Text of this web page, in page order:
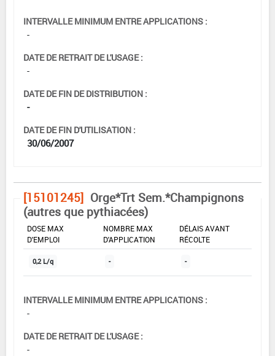
INTERVALLE MINIMUM ENTRE APPLICATIONS :
-
DATE DE RETRAIT DE L'USAGE :
-
DATE DE FIN DE DISTRIBUTION :
-
DATE DE FIN D'UTILISATION :
30/06/2007
[15101245] Orge*Trt Sem.*Champignons
(autres que pythiacées)
DOSE MAX
D'EMPLOI
NOMBRE MAX
D'APPLICATION
DÉLAIS AVANT
RÉCOLTE
0,2 L/q - -
INTERVALLE MINIMUM ENTRE APPLICATIONS :
-
DATE DE RETRAIT DE L'USAGE :
-